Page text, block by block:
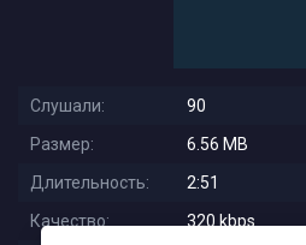
Слушали:
90
Размер:
6.56 MB
Длительность:
2:51
Качество:
320 kbps